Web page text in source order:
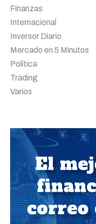
Finanzas
Internacional
Inversor Diario
Mercado en 5 Minutos
Política
Trading
Varios